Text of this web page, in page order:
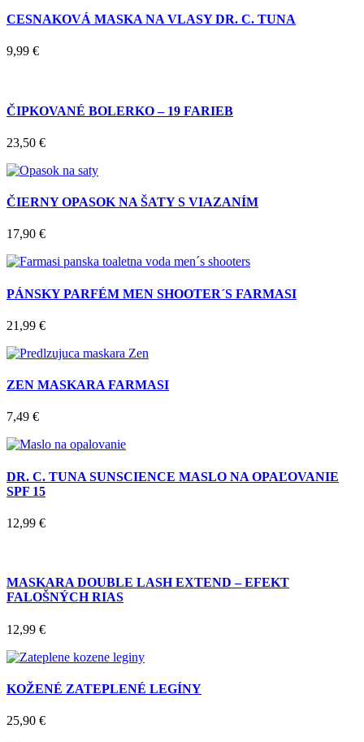
CESNAKOVÁ MASKA NA VLASY DR. C. TUNA
9,99 €
ČIPKOVANÉ BOLERKO – 19 FARIEB
23,50 €
ČIERNY OPASOK NA ŠATY S VIAZANÍM
17,90 €
PÁNSKY PARFÉM MEN SHOOTER´S FARMASI
21,99 €
ZEN MASKARA FARMASI
7,49 €
DR. C. TUNA SUNSCIENCE MASLO NA OPAĽOVANIE
SPF 15
12,99 €
MASKARA DOUBLE LASH EXTEND – EFEKT
FALOŠNÝCH RIAS
12,99 €
KOŽENÉ ZATEPLENÉ LEGÍNY
25,90 €